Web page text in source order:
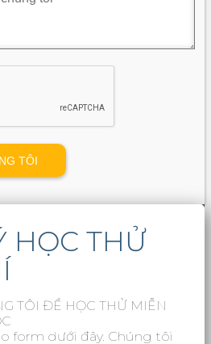
HỌC THỬ
TÔI ĐỂ HỌC THỬ MIỄN
form dưới đây. Chúng tôi